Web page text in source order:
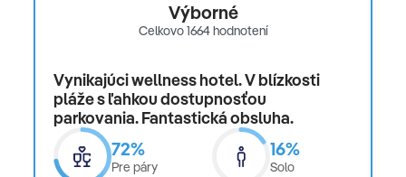
Výborné
Celkovo 1664 hodnotení
Vynikajúci wellness hotel. V blízkosti
pláže s ľahkou dostupnosťou
parkovania. Fantastická obsluha.
72%
Pre páry
16%
Solo